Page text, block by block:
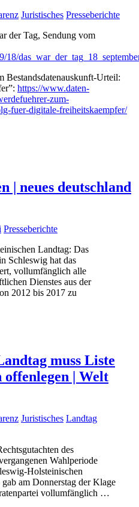
Juristisches Presseberichte
der Tag, Sendung vom
18/
Bestandsdatenauskunft-Urteil:
https://www.daten-
zum-
fuer-digitale-freiheitskaempfer/
| neues deutschland
Presseberichte
Landtag: Das
Schleswig hat das
vollumfänglich alle
Dienstes aus der
2012 bis 2017 zu
muss Liste
offenlegen | Welt
Juristisches Landtag
des
Wahlperiode
Holsteinischen
am Donnerstag der Klage
vollumfänglich …